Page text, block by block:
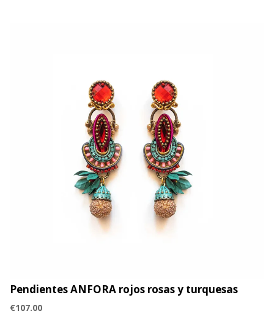
Pendientes ANFORA rojos rosas y turquesas
€107.00